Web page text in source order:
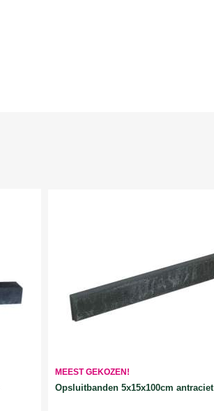
MEEST GEKOZEN!
Opsluitbanden 5x15x100cm antraciet